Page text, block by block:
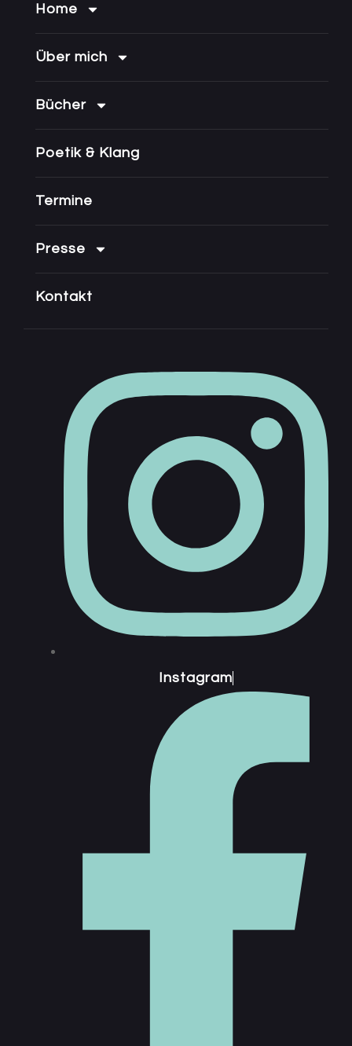
Home
Über mich
Bücher
Poetik & Klang
Termine
Presse
Kontakt
Instagram